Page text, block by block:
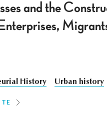
and the
History Urban history